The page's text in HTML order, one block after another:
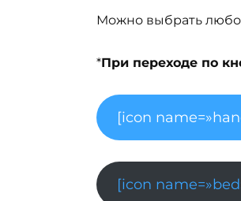
Можно выбрать
*При переходе по
[icon
[icon